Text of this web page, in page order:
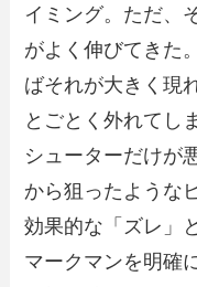
イミング。ただ、
がよく伸びてきた
ばそれが大きく現
とごとく外れてし
シューターだけが
から狙ったような
効果的な「ズレ」
マークマンを明確